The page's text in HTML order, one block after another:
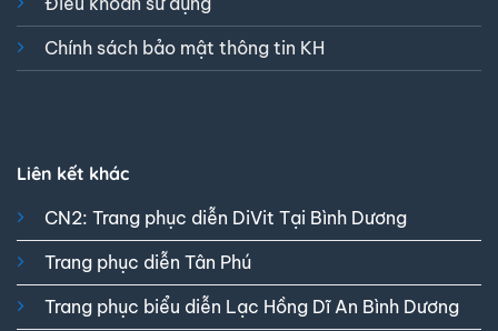
Chính sách bảo mật thông tin KH
Liên kết khác
CN2: Trang phục diễn DiVit Tại Bình Dương
Trang phục diễn Tân Phú
Trang phục biểu diễn Lạc Hồng Dĩ An Bình Dương